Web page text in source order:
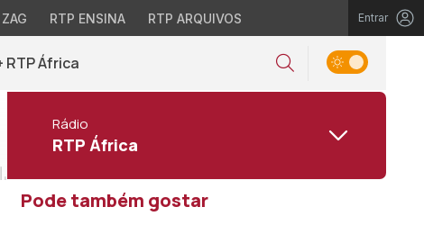
RTP ENSINA RTP ARQUIVOS Entrar
RTP África
Rádio
RTP África
Pode também gostar